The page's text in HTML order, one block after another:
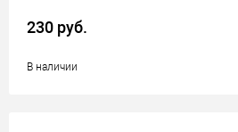
230 руб.
В наличии